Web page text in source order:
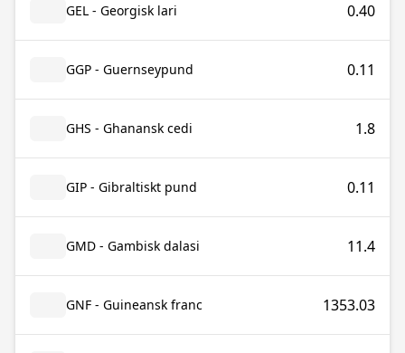
GEL - Georgisk lari 0.40
GGP - Guernseypund 0.11
GHS - Ghanansk cedi 1.8
GIP - Gibraltiskt pund 0.11
GMD - Gambisk dalasi 11.4
GNF - Guineansk franc 1353.03